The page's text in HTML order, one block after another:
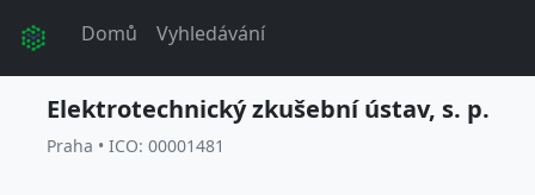
Domů Vyhledávání
Elektrotechnický zkušební ústav, s. p.
Praha • ICO: 00001481